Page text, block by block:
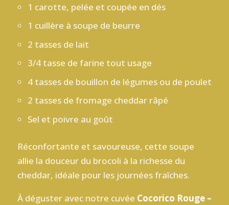
1 carotte, pelée et coupée en dés
1 cuillère à soupe de beurre
2 tasses de lait
3/4 tasse de farine tout usage
4 tasses de bouillon de légumes ou de poulet
2 tasses de fromage cheddar râpé
Sel et poivre au goût
Réconfortante et savoureuse, cette soupe
allie la douceur du brocoli à la richesse du
cheddar, idéale pour les journées fraîches.
À déguster avec notre cuvée Cocorico Rouge –